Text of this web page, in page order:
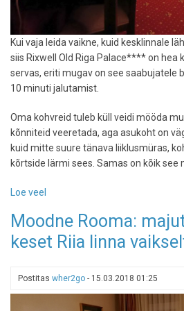
Kui vaja leida vaikne, kuid kesklinnale
siis Rixwell Old Riga Palace**** on hea
servas, eriti mugav on see saabujatele
10 minuti jalutamist.
Oma kohvreid tuleb küll veidi mööda
kõnniteid veeretada, aga asukoht on
kuid mitte suure tänava liiklusmüras,
kõrtside lärmi sees. Samas on kõik see
Loe veel
rahulik
palee
Moodne Rooma:
keset Riia linna
Postitas wher2go - 15.03.2018 01:25